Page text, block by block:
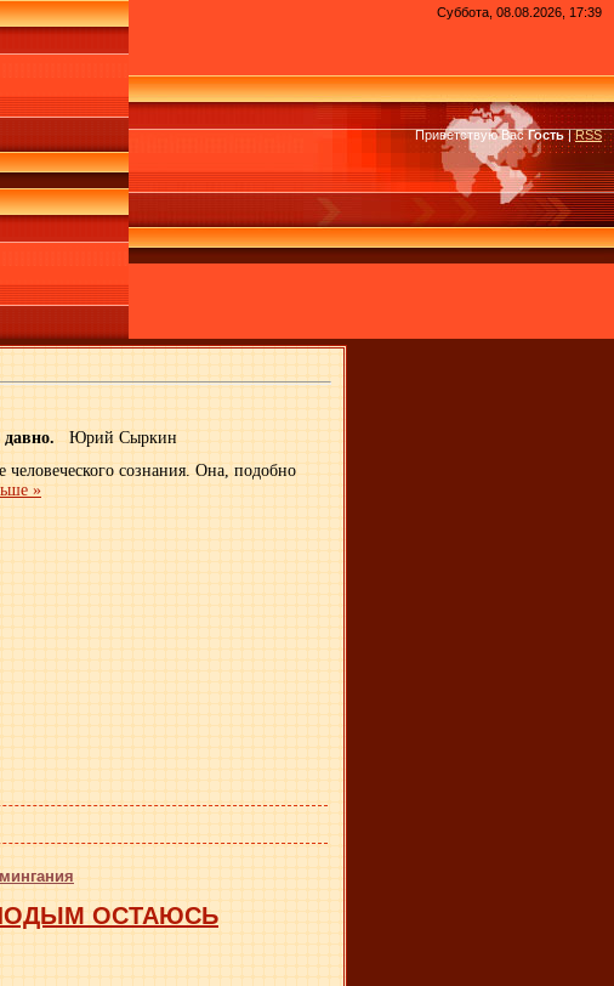
Суббота, 08.08.2026, 17:39
Приветствую Вас Гость|RSS
давно. Юрий Сыркин
человеческого сознания. Она, подобно
»
ОСТАЮСЬ